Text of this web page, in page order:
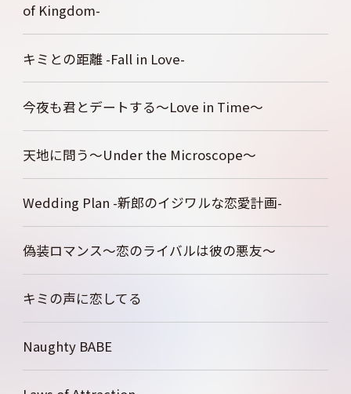
of Kingdom-
キミとの距離 -Fall in Love-
今夜も君とデートする～Love in Time～
天地に問う～Under the Microscope～
Wedding Plan -新郎のイジワルな恋愛計画-
偽装ロマンス～恋のライバルは彼の悪友～
キミの声に恋してる
Naughty BABE